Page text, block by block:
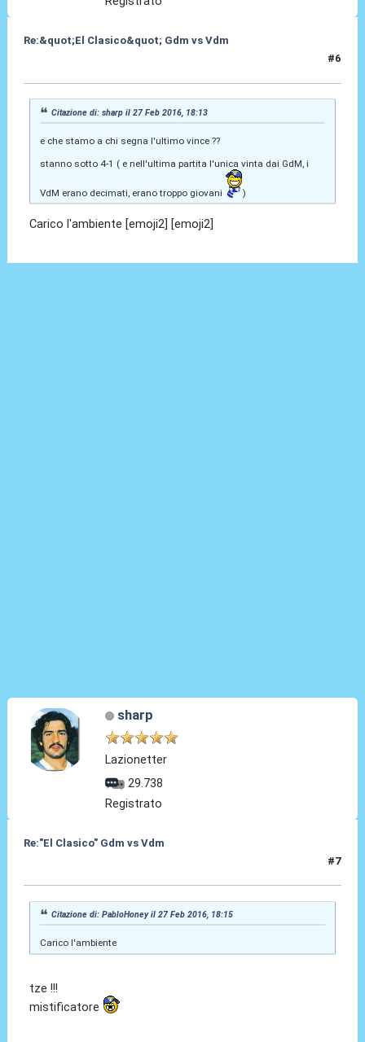
Re:&quot;El Clasico&quot; Gdm vs Vdm
#6
Citazione di: sharp il 27 Feb 2016, 18:13
e che stamo a chi segna l'ultimo vince ??
stanno sotto 4-1 ( e nell'ultima partita l'unica vinta dai GdM, i
VdM erano decimati, erano troppo giovani )
Carico l'ambiente [emoji2] [emoji2]
sharp
Lazionetter
29.738
Registrato
Re:"El Clasico" Gdm vs Vdm
#7
Citazione di: PabloHoney il 27 Feb 2016, 18:15
Carico l'ambiente
tze !!!
mistificatore